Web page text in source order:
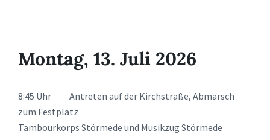
Montag, 13. Juli 2026
8:45 Uhr Antreten auf der Kirchstraße, Abmarsch
zum Festplatz
Tambourkorps Störmede und Musikzug Störmede